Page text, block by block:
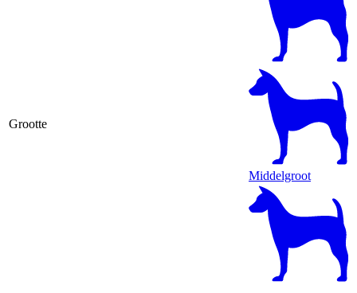
Grootte
Middelgroot